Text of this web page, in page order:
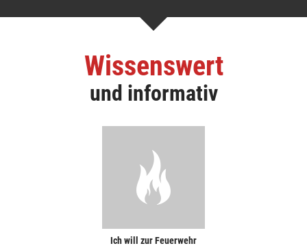
Wissenswert
und informativ
Ich will zur Feuerwehr